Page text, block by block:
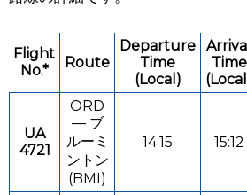
Flight
No.*
Route
Departure
Time
(Local)
Arrival
Time
UA
4721
ORD
— ブ
ルーミ
ントン
(BMI)
14:15 15:12